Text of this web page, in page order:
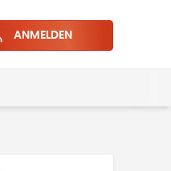
ANMELDEN